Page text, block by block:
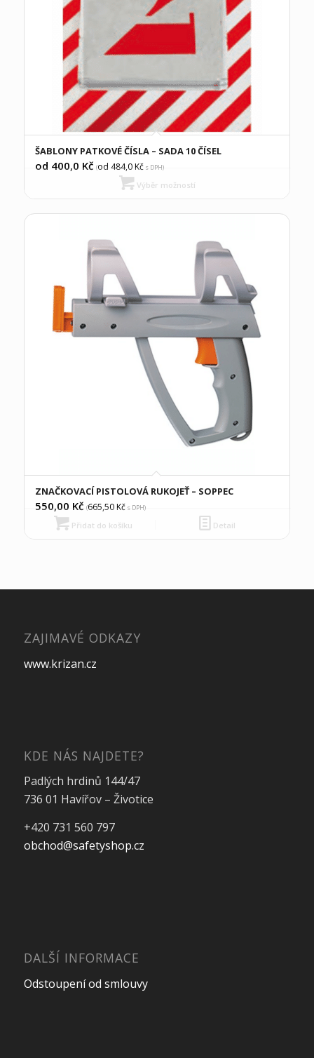
ŠABLONY PATKOVÉ ČÍSLA – SADA 10 ČÍSEL
od 400,0 Kč (od 484,0Kčs DPH)
Výběr možností
ZNAČKOVACÍ PISTOLOVÁ RUKOJEŤ – SOPPEC
550,00 Kč (665,50Kčs DPH)
Přidat do košíku Detail
ZAJIMAVÉ ODKAZY
www.krizan.cz
KDE NÁS NAJDETE?
Padlých hrdinů 144/47
736 01 Havířov – Životice
+420 731 560 797
obchod@safetyshop.cz
DALŠÍ INFORMACE
Odstoupení od smlouvy